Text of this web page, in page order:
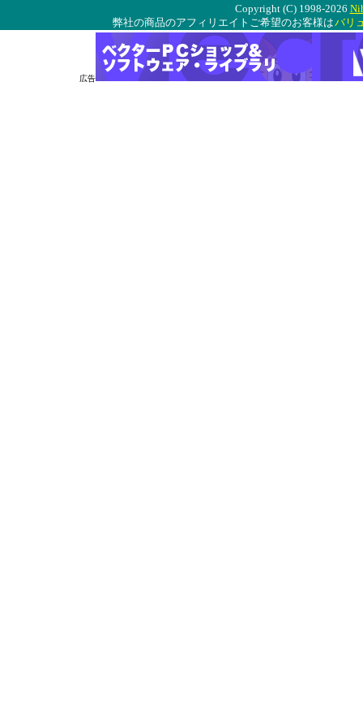
Copyright (C) 1998-2026
弊社の商品のアフィリエイトご希望のお客様はバリ
広告